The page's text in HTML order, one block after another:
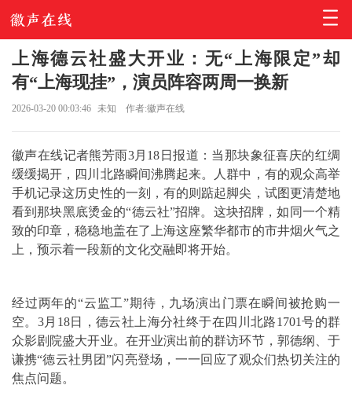
上海德云社盛大开业：无“上海限定”却
有“上海现挂”，演员阵容两周一换新
2026-03-20 00:03:46 未知 作者:徽声在线
徽声在线记者熊芳雨3月18日报道：当那块象征喜庆的红绸
缓缓揭开，四川北路瞬间沸腾起来。人群中，有的观众高举
手机记录这历史性的一刻，有的则踮起脚尖，试图更清楚地
看到那块黑底烫金的“德云社”招牌。这块招牌，如同一个精
致的印章，稳稳地盖在了上海这座繁华都市的市井烟火气之
上，预示着一段新的文化交融即将开始。
经过两年的“云监工”期待，九场演出门票在瞬间被抢购一
空。3月18日，德云社上海分社终于在四川北路1701号的群
众影剧院盛大开业。在开业演出前的群访环节，郭德纲、于
谦携“德云社男团”闪亮登场，一一回应了观众们热切关注的
焦点问题。